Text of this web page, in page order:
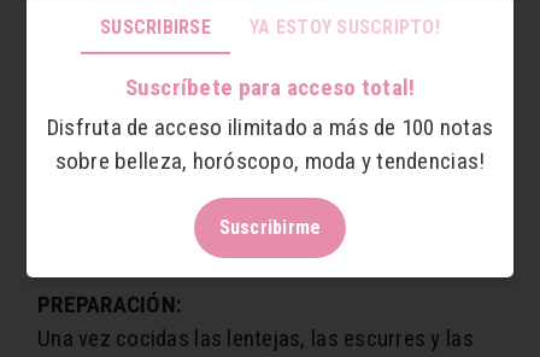
Aceite de oliva virgen extra
Mostaza
Zumo de limón
Cilantro fresco
Comino (media cucharada)
PREPARACIÓN:
Una vez cocidas las lentejas, las escurres y las
SUSCRIBIRSE YA ESTOY SUSCRIPTO!
Suscríbete para acceso total!
Disfruta de acceso ilimitado a más de 100 notas
sobre belleza, horóscopo, moda y tendencias!
Suscribirme